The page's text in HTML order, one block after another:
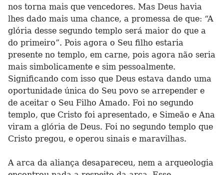
nos torna mais que vencedores. Mas Deus havia
lhes dado mais uma chance, a promessa de que: “A
glória desse segundo templo será maior do que a
do primeiro”. Pois agora o Seu filho estaria
presente no templo, em carne, pois agora não seria
mais simbolicamente e sim pessoalmente.
Significando com isso que Deus estava dando uma
oportunidade única do Seu povo se arrepender e
de aceitar o Seu Filho Amado. Foi no segundo
templo, que Cristo foi apresentado, e Simeão e Ana
viram a glória de Deus. Foi no segundo templo que
Cristo pregou, e operou sinais e maravilhas.
A arca da aliança desapareceu, nem a arqueologia